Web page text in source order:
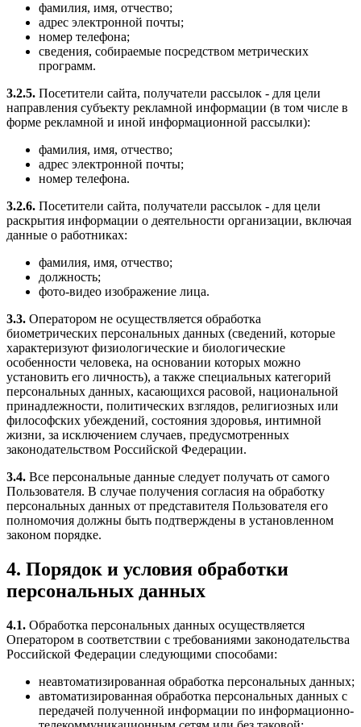
фамилия, имя, отчество;
адрес электронной почты;
номер телефона;
сведения, собираемые посредством метрических
программ.
3.2.5. Посетители сайта, получатели рассылок - для цели
направления субъекту рекламной информации (в том числе в
форме рекламной и иной информационной рассылки):
фамилия, имя, отчество;
адрес электронной почты;
номер телефона.
3.2.6. Посетители сайта, получатели рассылок - для цели
раскрытия информации о деятельности организации, включая
данные о работниках:
фамилия, имя, отчество;
должность;
фото-видео изображение лица.
3.3. Оператором не осуществляется обработка
биометрических персональных данных (сведений, которые
характеризуют физиологические и биологические
особенности человека, на основании которых можно
установить его личность), а также специальных категорий
персональных данных, касающихся расовой, национальной
принадлежности, политических взглядов, религиозных или
философских убеждений, состояния здоровья, интимной
жизни, за исключением случаев, предусмотренных
законодательством Российской Федерации.
3.4. Все персональные данные следует получать от самого
Пользователя. В случае получения согласия на обработку
персональных данных от представителя Пользователя его
полномочия должны быть подтверждены в установленном
законом порядке.
4. Порядок и условия обработки
персональных данных
4.1. Обработка персональных данных осуществляется
Оператором в соответствии с требованиями законодательства
Российской Федерации следующими способами:
неавтоматизированная обработка персональных данных;
автоматизированная обработка персональных данных с
передачей полученной информации по информационно-